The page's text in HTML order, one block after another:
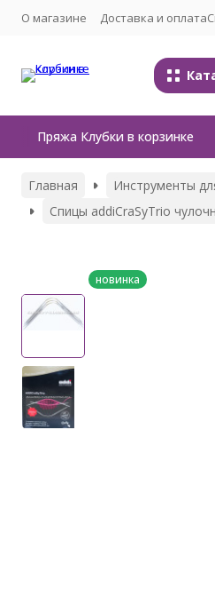
О магазине Доставка и оплата
Пряжа Клубки в корзинке
Главная Инструменты
Спицы addiCraSyTrio
новинка